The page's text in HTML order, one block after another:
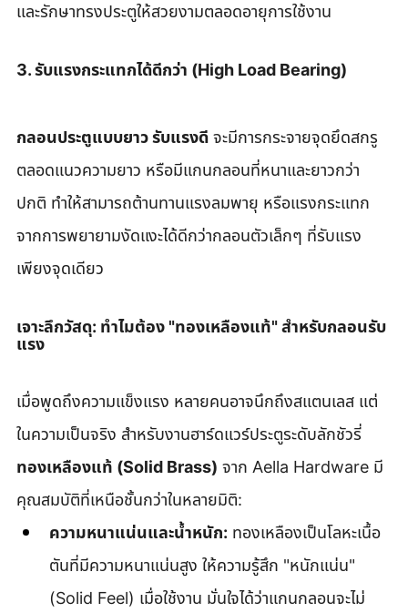
และรักษาทรงประตูให้สวยงามตลอดอายุการใช้งาน
3. รับแรงกระแทกได้ดีกว่า (High Load Bearing)
กลอนประตูแบบยาว รับแรงดี จะมีการกระจายจุดยึดสกรู
ตลอดแนวความยาว หรือมีแกนกลอนที่หนาและยาวกว่า
ปกติ ทำให้สามารถต้านทานแรงลมพายุ หรือแรงกระแทก
จากการพยายามงัดแงะได้ดีกว่ากลอนตัวเล็กๆ ที่รับแรง
เพียงจุดเดียว
เจาะลึกวัสดุ: ทำไมต้อง "ทองเหลืองแท้" สำหรับกลอนรับ
แรง
เมื่อพูดถึงความแข็งแรง หลายคนอาจนึกถึงสแตนเลส แต่
ในความเป็นจริง สำหรับงานฮาร์ดแวร์ประตูระดับลักชัวรี่
ทองเหลืองแท้ (Solid Brass) จาก Aella Hardware มี
คุณสมบัติที่เหนือชั้นกว่าในหลายมิติ:
ความหนาแน่นและน้ำหนัก: ทองเหลืองเป็นโลหะเนื้อ
ตันที่มีความหนาแน่นสูง ให้ความรู้สึก "หนักแน่น"
(Solid Feel) เมื่อใช้งาน มั่นใจได้ว่าแกนกลอนจะไม่